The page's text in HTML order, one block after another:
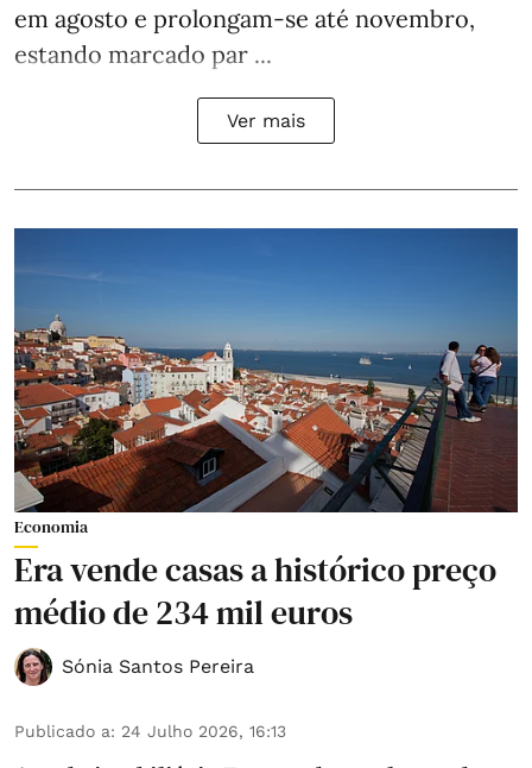
em agosto e prolongam-se até novembro,
estando marcado par ...
Ver mais
Economia
Era vende casas a histórico preço
médio de 234 mil euros
Sónia Santos Pereira
Publicado a: 24 Julho 2026, 16:13